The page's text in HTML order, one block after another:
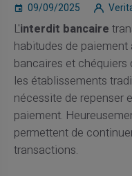
09/09/2025
L'interdit bancaire
habitudes de
bancaires et
les établissements
nécessite de repenser
paiement.
permettent de
transactions.